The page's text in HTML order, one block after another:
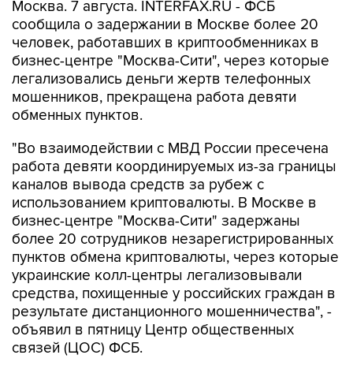
человек, работавших в криптообменниках в
бизнес-центре "Москва-Сити", через которые
легализовались деньги жертв телефонных
мошенников, прекращена работа девяти
обменных пунктов.
"Во взаимодействии с МВД России пресечена
каналов вывода средств за рубеж с
использованием криптовалюты. В Москве в
бизнес-центре "Москва-Сити" задержаны
более 20 сотрудников незарегистрированных
пунктов обмена криптовалюты, через которые
украинские колл-центры легализовывали
средства, похищенные у российских граждан в
результате дистанционного мошенничества", -
объявил в пятницу Центр общественных
связей (ЦОС) ФСБ.
По данным спецслужбы, в обменных пунктах